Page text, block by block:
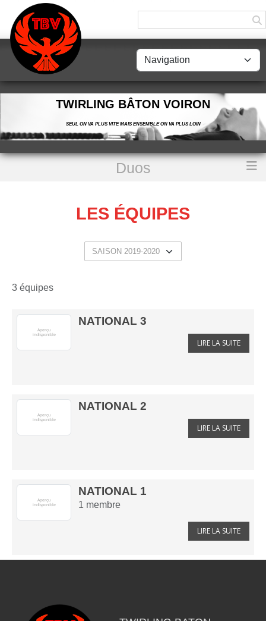
TWIRLING BÂTON VOIRON
SEUL ON VA PLUS VITE MAIS ENSEMBLE ON VA PLUS LOIN
Duos
Les équipes
LES ÉQUIPES
3 équipes
NATIONAL 3
LIRE LA SUITE
NATIONAL 2
LIRE LA SUITE
NATIONAL 1
1 membre
LIRE LA SUITE
Panneau de gestion des cookies